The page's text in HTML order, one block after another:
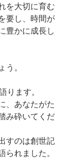
を大切に育む
要し、時間が
豊かに成長し
。
ります。
、あなたがた
み砕いてくだ
すのは創世記
れました。